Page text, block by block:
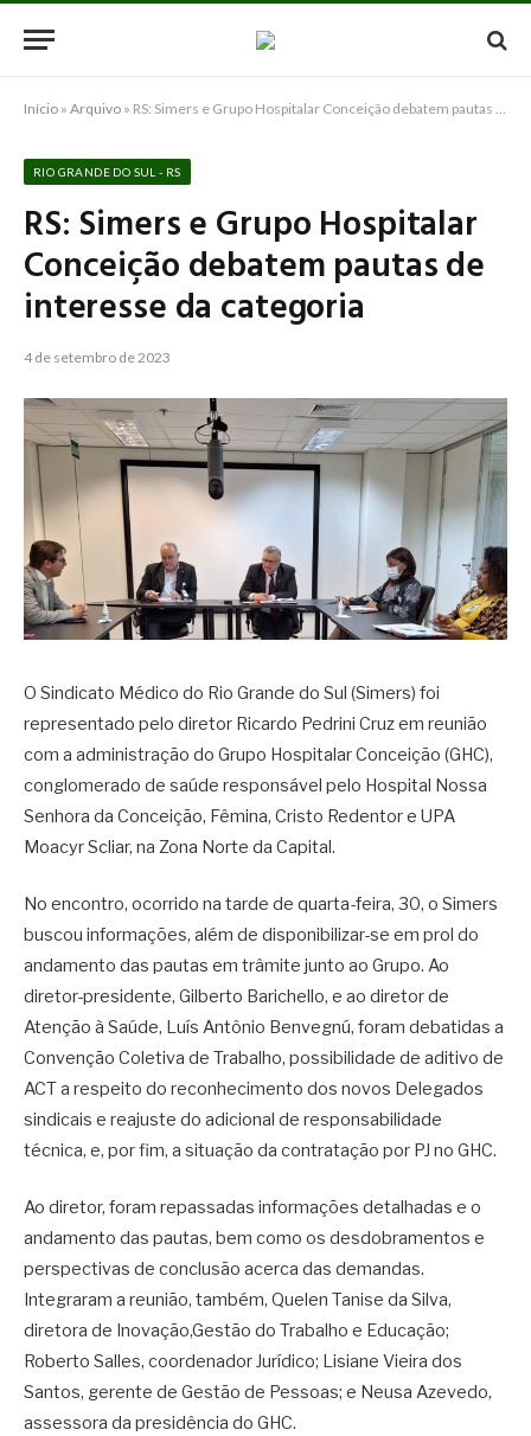
Início » Arquivo » RS: Simers e Grupo Hospitalar Conceição debatem pautas de interesse da categoria
RIO GRANDE DO SUL - RS
RS: Simers e Grupo Hospitalar
Conceição debatem pautas de
interesse da categoria
4 de setembro de 2023
O Sindicato Médico do Rio Grande do Sul (Simers) foi
representado pelo diretor Ricardo Pedrini Cruz em reunião
com a administração do Grupo Hospitalar Conceição (GHC),
conglomerado de saúde responsável pelo Hospital Nossa
Senhora da Conceição, Fêmina, Cristo Redentor e UPA
Moacyr Scliar, na Zona Norte da Capital.
No encontro, ocorrido na tarde de quarta-feira, 30, o Simers
buscou informações, além de disponibilizar-se em prol do
andamento das pautas em trâmite junto ao Grupo. Ao
diretor-presidente, Gilberto Barichello, e ao diretor de
Atenção à Saúde, Luís Antônio Benvegnú, foram debatidas a
Convenção Coletiva de Trabalho, possibilidade de aditivo de
ACT a respeito do reconhecimento dos novos Delegados
sindicais e reajuste do adicional de responsabilidade
técnica, e, por fim, a situação da contratação por PJ no GHC.
Ao diretor, foram repassadas informações detalhadas e o
andamento das pautas, bem como os desdobramentos e
perspectivas de conclusão acerca das demandas.
Integraram a reunião, também, Quelen Tanise da Silva,
diretora de Inovação,Gestão do Trabalho e Educação;
Roberto Salles, coordenador Jurídico; Lisiane Vieira dos
Santos, gerente de Gestão de Pessoas; e Neusa Azevedo,
assessora da presidência do GHC.